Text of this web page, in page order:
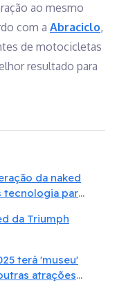
ao mesmo
com a Abraciclo,
de motocicletas
resultado para
da naked
tecnologia para
da Triumph
terá 'museu'
atrações